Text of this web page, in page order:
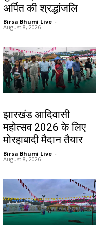
अर्पित की श्रद्धांजलि
Birsa Bhumi Live -
August 8, 2026
झारखंड आदिवासी
महोत्सव 2026 के लिए
मोरहाबादी मैदान तैयार
Birsa Bhumi Live -
August 8, 2026